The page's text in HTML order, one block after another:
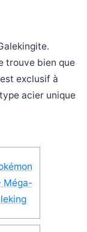
trouve bien que
exclusif à
acier unique